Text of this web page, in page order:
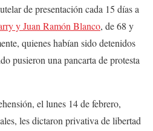
de presentación cada 15 días a
y Juan Ramón Blanco, de 68 y
quienes habían sido detenidos
pusieron una pancarta de protesta
el lunes 14 de febrero,
les dictaron privativa de libertad